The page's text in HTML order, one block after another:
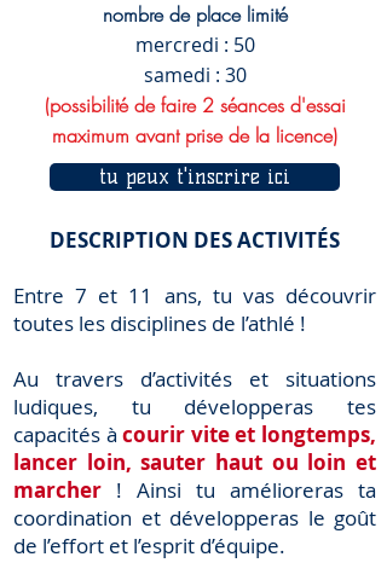
nombre de place limité
mercredi : 50
samedi : 30
(possibilité de faire 2 séances d'essai
maximum avant prise de la licence)
tu peux t'inscrire ici
DESCRIPTION DES ACTIVITÉS
Entre 7 et 11 ans, tu vas découvrir
toutes les disciplines de l’athlé !
Au travers d’activités et situations
ludiques, tu développeras tes
capacités à courir vite et longtemps,
lancer loin, sauter haut ou loin et
marcher ! Ainsi tu amélioreras ta
coordination et développeras le goût
de l’effort et l’esprit d’équipe.